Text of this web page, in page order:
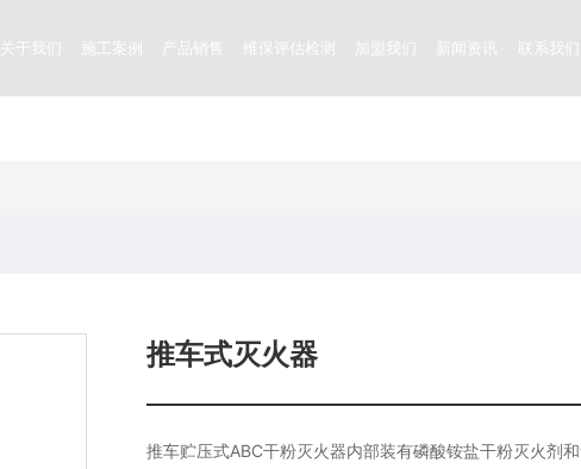
关于我们 施工案例 产品销售 维保评估检测 加盟我们 新闻资讯 联系我们
推车式灭火器
推车贮压式ABC干粉灭火器内部装有磷酸铵盐干粉灭火剂